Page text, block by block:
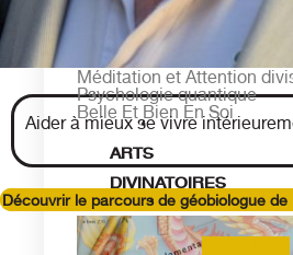
Méditation et Attention
Psychologie quantique
Belle Et Bien En Soi
ARTS
DIVINATOIRES
Aider à mieux se vivre
Découvrir le parcours de géobiologue de